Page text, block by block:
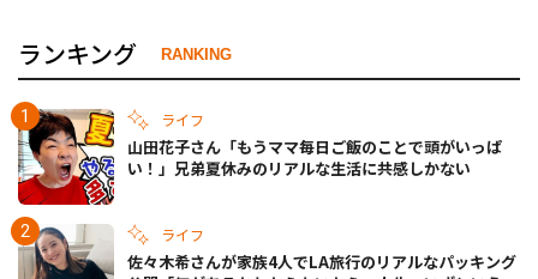
ランキング RANKING
ライフ
山田花子さん「もうママ毎日ご飯のことで頭がいっぱ
い！」兄弟夏休みのリアルな生活に共感しかない
ライフ
佐々木希さんが家族4人でLA旅行のリアルなパッキング